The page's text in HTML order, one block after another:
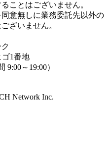
ことはございません。
意無しに業務委託先以外の
ざいません。
1番地
～19:00）
Network Inc.